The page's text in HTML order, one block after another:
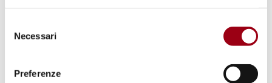
delNecessari
Preferenze
giustizia economica e sociale